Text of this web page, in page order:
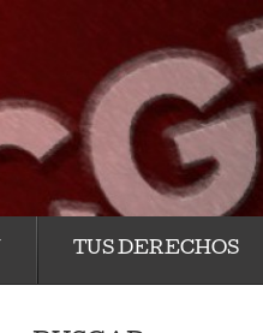
TUS DERECHOS